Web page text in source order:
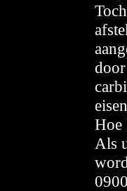
Hoe
Als